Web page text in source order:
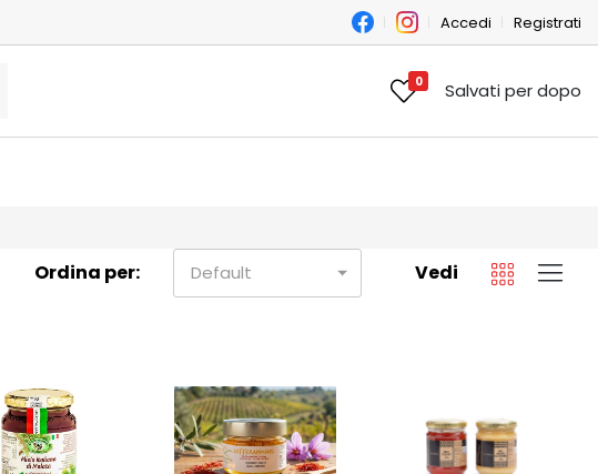
Accedi Registrati
0 Salvati per dopo
Ordina per: Default Vedi